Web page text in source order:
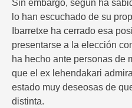
Sin embargo, según ha
lo han escuchado de su
Ibarretxe ha cerrado esa
presentarse a la elección
ha hecho ante personas de
que el ex lehendakari
estado muy deseosas de
distinta.